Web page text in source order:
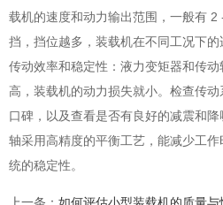
载机的速度和动力输出范围，一般有
挡，挡位越多，装载机在不同工况下的
传动效率和稳定性：液力变矩器和传
高，装载机的动力损失就小。检查传
口碑，以及查看是否有良好的减震和
轴采用高精度的平衡工艺，能减少工
统的稳定性。